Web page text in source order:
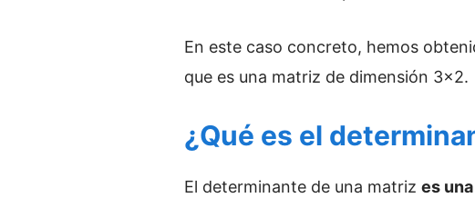
En este caso concreto, hemos
que es una matriz de dimensión 3×2.
¿Qué es el
El determinante de una matrizes